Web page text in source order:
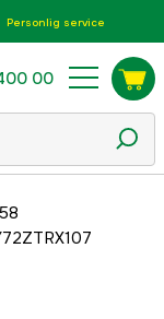
Personlig service
00